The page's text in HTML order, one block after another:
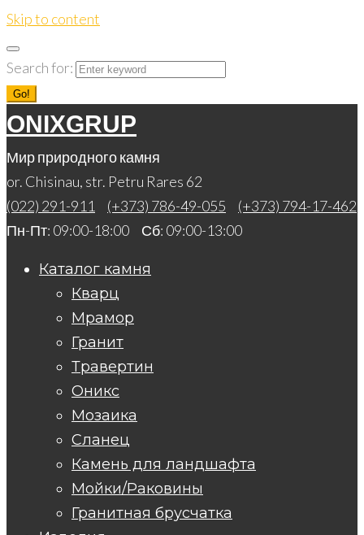
Skip to content
Search for:
Go!
ONIXGRUP
Мир природного камня
or. Chisinau, str. Petru Rares 62
(022) 291-911
(+373) 786-49-055
(+373) 794-17-462
Пн-Пт: 09:00-18:00 Сб: 09:00-13:00
Каталог камня
Кварц
Мрамор
Гранит
Травертин
Оникс
Мозаика
Сланец
Камень для ландшафта
Мойки/Раковины
Гранитная брусчатка